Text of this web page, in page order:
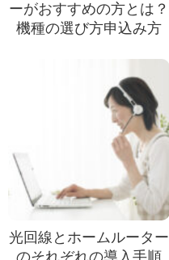
ーがおすすめの方とは？
機種の選び方申込み方
光回線とホームルーター